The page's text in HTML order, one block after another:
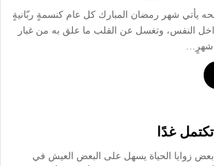
يأتي شهر رمضان المبارك كل عام كنسمةٍ ربّانيةٍ
النفس، وتغسل عن القلب ما علق به من غبار
شهرٍ…
غدًا
بعض زوايا الحياة يسهل على البعض العيش في